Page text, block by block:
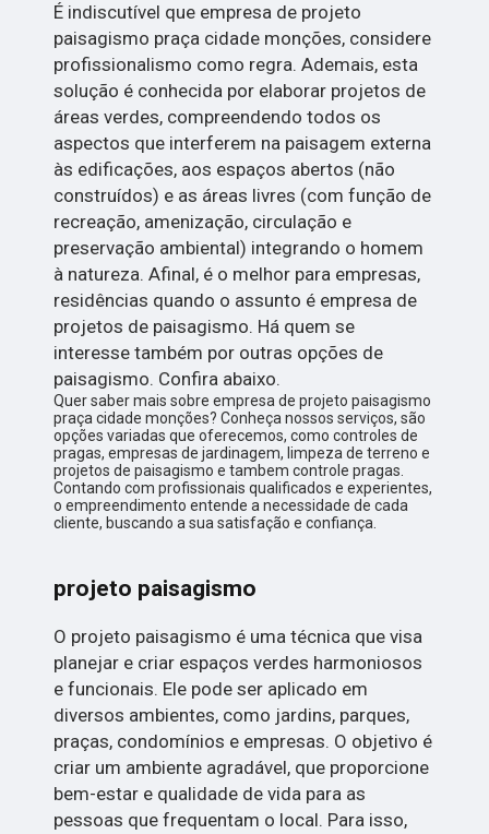
É indiscutível que empresa de projeto
paisagismo praça cidade monções, considere
profissionalismo como regra. Ademais, esta
solução é conhecida por elaborar projetos de
áreas verdes, compreendendo todos os
aspectos que interferem na paisagem externa
às edificações, aos espaços abertos (não
construídos) e as áreas livres (com função de
recreação, amenização, circulação e
preservação ambiental) integrando o homem
à natureza. Afinal, é o melhor para empresas,
residências quando o assunto é empresa de
projetos de paisagismo. Há quem se
interesse também por outras opções de
paisagismo. Confira abaixo.
Quer saber mais sobre empresa de projeto paisagismo
praça cidade monções? Conheça nossos serviços, são
opções variadas que oferecemos, como controles de
pragas, empresas de jardinagem, limpeza de terreno e
projetos de paisagismo e tambem controle pragas.
Contando com profissionais qualificados e experientes,
o empreendimento entende a necessidade de cada
cliente, buscando a sua satisfação e confiança.
projeto paisagismo
O projeto paisagismo é uma técnica que visa
planejar e criar espaços verdes harmoniosos
e funcionais. Ele pode ser aplicado em
diversos ambientes, como jardins, parques,
praças, condomínios e empresas. O objetivo é
criar um ambiente agradável, que proporcione
bem-estar e qualidade de vida para as
pessoas que frequentam o local. Para isso,